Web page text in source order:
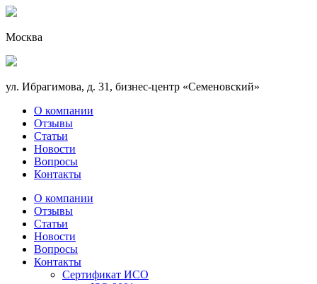
Москва
ул. Ибрагимова, д. 31, бизнес-центр «Семеновский»
О компании
Отзывы
Статьи
Новости
Вопросы
Контакты
О компании
Отзывы
Статьи
Новости
Вопросы
Контакты
Сертификат ИСО